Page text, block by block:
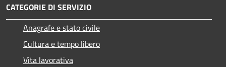
CATEGORIE DI SERVIZIO
Anagrafe e stato civile
Cultura e tempo libero
Vita lavorativa